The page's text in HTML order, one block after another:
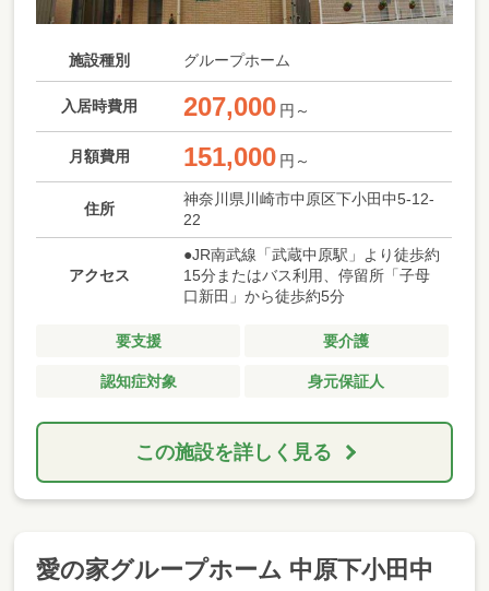
施設種別 グループホーム
入居時費用 207,000 円～
月額費用 151,000 円～
住所
神奈川県川崎市中原区下小田中5-12-
22
アクセス
●JR南武線「武蔵中原駅」より徒歩約
15分またはバス利用、停留所「子母
口新田」から徒歩約5分
要支援 要介護
認知症対象 身元保証人
この施設を詳しく見る
愛の家グループホーム 中原下小田中